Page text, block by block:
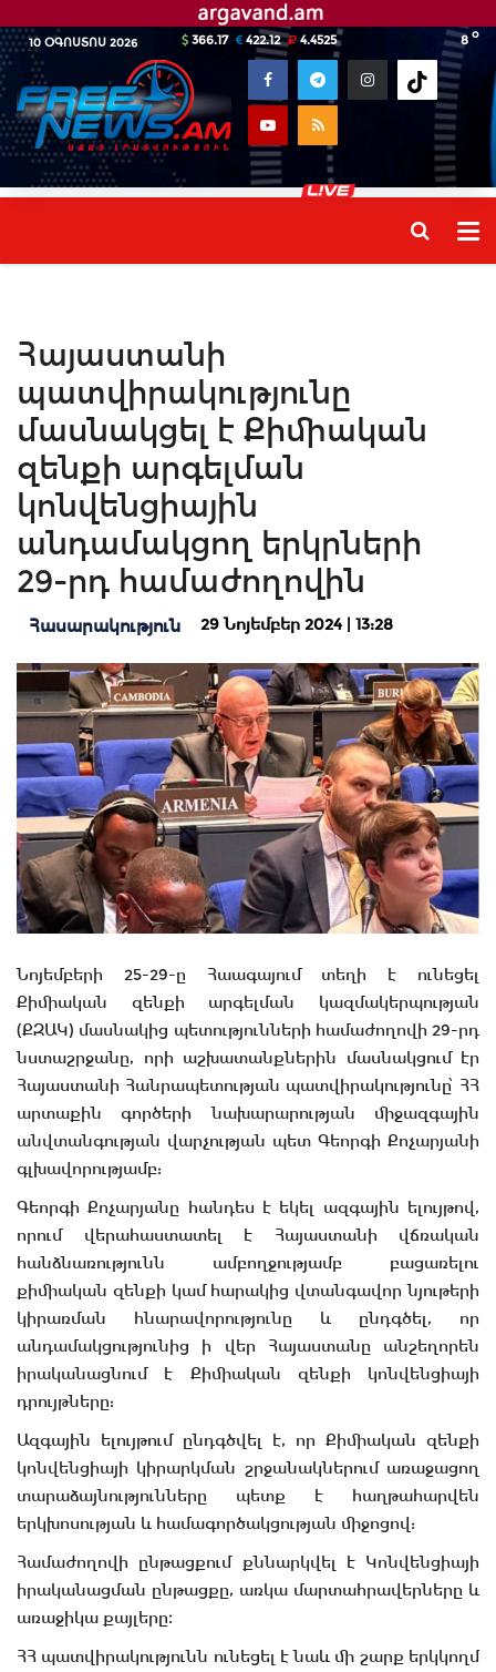
10 ՕԳՈՍՏՈՍ 2026 8 o
366.17 422.12 4.4525
Հայաստանի
պատվիրակությունը
մասնակցել է Քիմիական
զենքի արգելման
կոնվենցիային
անդամակցող երկրների
29-րդ համաժողովին
Հասարակություն 29 Նոյեմբեր 2024 | 13:28
Նոյեմբերի 25-29-ը Հաագայում տեղի է ունեցել
Քիմիական զենքի արգելման կազմակերպության
(ՔԶԱԿ) մասնակից պետությունների համաժողովի 29-րդ
նստաշրջանը, որի աշխատանքներին մասնակցում էր
Հայաստանի Հանրապետության պատվիրակությունը՝ ՀՀ
արտաքին գործերի նախարարության միջազգային
անվտանգության վարչության պետ Գեորգի Քոչարյանի
գլխավորությամբ:
Գեորգի Քոչարյանը հանդես է եկել ազգային ելույթով,
որում վերահաստատել է Հայաստանի վճռական
հանձնառությունն ամբողջությամբ բացառելու
քիմիական զենքի կամ հարակից վտանգավոր նյութերի
կիրառման հնարավորությունը և ընդգծել, որ
անդամակցությունից ի վեր Հայաստանը անշեղորեն
իրականացնում է Քիմիական զենքի կոնվենցիայի
դրույթները:
Ազգային ելույթում ընդգծվել է, որ Քիմիական զենքի
կոնվենցիայի կիրարկման շրջանակներում առաջացող
տարաձայնությունները պետք է հաղթահարվեն
երկխոսության և համագործակցության միջոցով:
Համաժողովի ընթացքում քննարկվել է Կոնվենցիայի
իրականացման ընթացքը, առկա մարտահրավերները և
առաջիկա քայլերը։
ՀՀ պատվիրակությունն ունեցել է նաև մի շարք երկկողմ